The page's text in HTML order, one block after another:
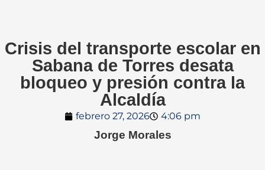
Crisis del transporte escolar en
Sabana de Torres desata
bloqueo y presión contra la
Alcaldía
febrero 27, 2026 4:06 pm
Jorge Morales